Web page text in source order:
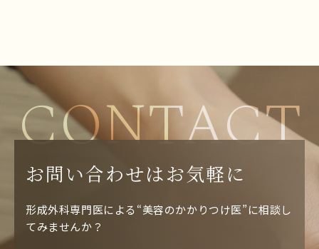
CONTACT
お問い合わせはお気軽に
形成外科専門医による“美容のかかりつけ医”に相談し
てみませんか？